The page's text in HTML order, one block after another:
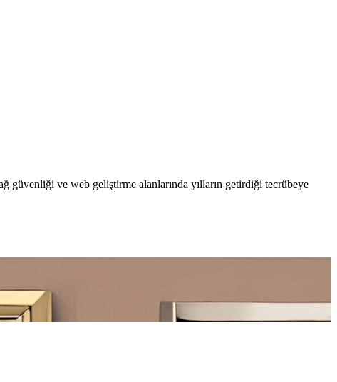
ve web geliştirme alanlarında yılların getirdiği tecrübeye